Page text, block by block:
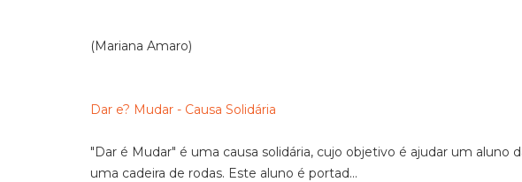
(Mariana Amaro)
Dar e? Mudar - Causa Solidária
"Dar é Mudar" é uma causa solidária, cujo objetivo é ajudar um
uma cadeira de rodas. Este aluno é portad...